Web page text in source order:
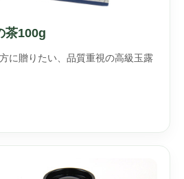
茶100g
に贈りたい、品質重視の高級玉露